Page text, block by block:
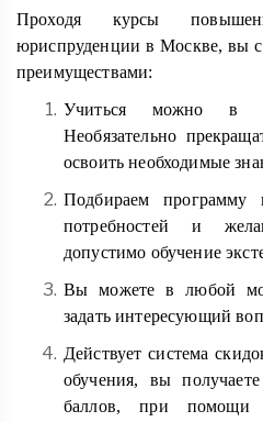
Проходя курсы
юриспруденции в Москве, вы
преимуществами:
Учиться можно в
Необязательно
освоить необходимые
Подбираем
потребностей и
допустимо обучение
Вы можете в любой
задать интересующий
Действует система
обучения, вы
баллов, при помощи